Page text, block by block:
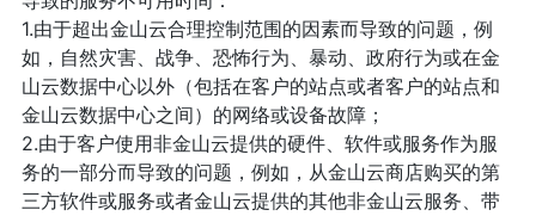
1.由于超出金山云合理控制范围的因素而导致的问题，例
如，自然灾害、战争、恐怖行为、暴动、政府行为或在金
山云数据中心以外（包括在客户的站点或者客户的站点和
金山云数据中心之间）的网络或设备故障；
2.由于客户使用非金山云提供的硬件、软件或服务作为服
务的一部分而导致的问题，例如，从金山云商店购买的第
三方软件或服务或者金山云提供的其他非金山云服务、带